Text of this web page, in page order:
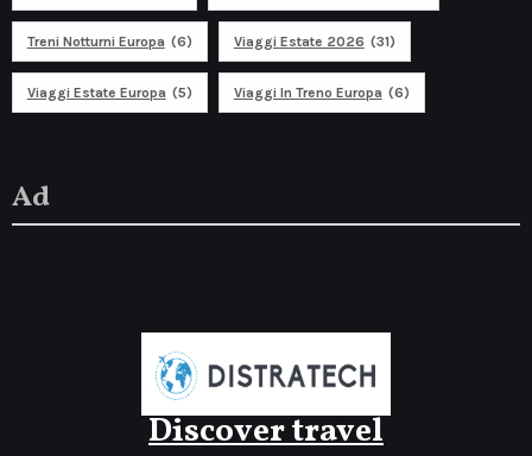
Treni Notturni Europa (6) Viaggi Estate 2026 (31)
Viaggi Estate Europa (5) Viaggi In Treno Europa (6)
Ad
Discover travel